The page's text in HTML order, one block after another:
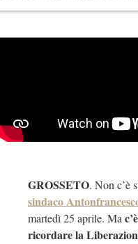
GROSSETO. Non c’è
sindaco
martedì 25 aprile. Ma
ricordare la